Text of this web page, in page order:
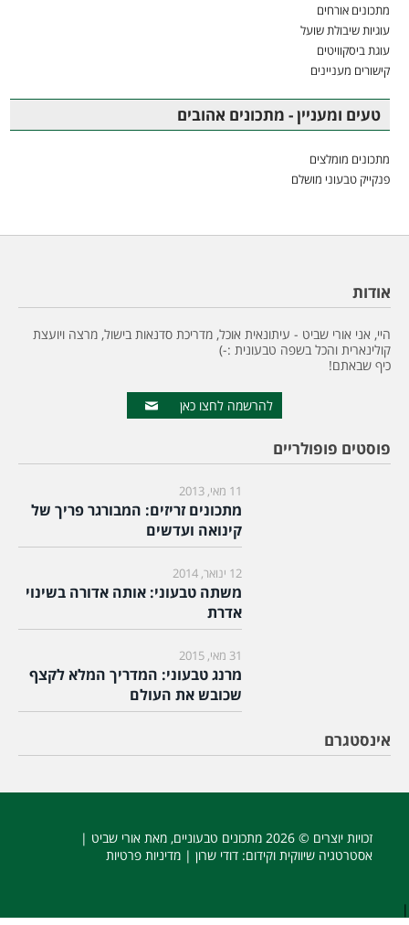
מתכונים אורחים
עוגיות שיבולת שועל
עוגת ביסקוויטים
קישורים מעניינים
טעים ומעניין - מתכונים אהובים
מתכונים מומלצים
פנקייק טבעוני מושלם
אודות
היי, אני אורי שביט - עיתונאית אוכל, מדריכת סדנאות בישול, מרצה ויועצת
קולינארית והכל בשפה טבעונית :-)
כיף שבאתם!
להרשמה לחצו כאן
פוסטים פופולריים
11 מאי, 2013
מתכונים זריזים: המבורגר פריך של
קינואה ועדשים
12 ינואר, 2014
משתה טבעוני: אותה אדורה בשינוי
אדרת
31 מאי, 2015
מרנג טבעוני: המדריך המלא לקצף
שכובש את העולם
אינסטגרם
זכויות יוצרים © 2026 מתכונים טבעוניים, מאת אורי שביט |
אסטרטגיה שיווקית וקידום: דודי שרון | מדיניות פרטיות
|